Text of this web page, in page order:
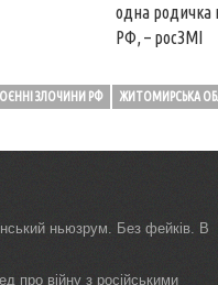
одна родичка
РФ, – росЗМІ
ЗЛОЧИНИ РФ ЖИТОМИРСЬКА
ньюзрум. Без фейків. В
про війну з російськими